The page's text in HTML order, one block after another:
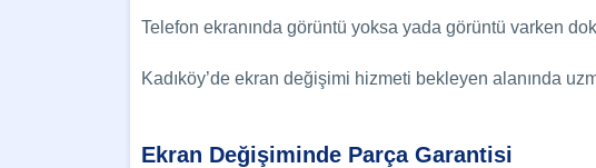
Telefon ekranında görüntü yoksa yada görüntü varken
Kadıköy’de ekran değişimi hizmeti bekleyen alanında
Ekran Değişiminde Parça Garantisi